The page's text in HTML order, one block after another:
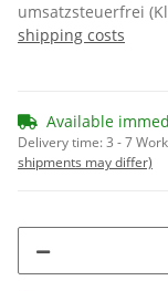
umsatzsteuerfrei
shipping costs
Available
Delivery time:3 - 7
shipments may differ)